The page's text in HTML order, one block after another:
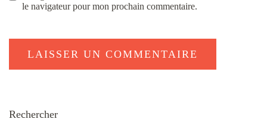
le navigateur pour mon prochain commentaire.
Rechercher